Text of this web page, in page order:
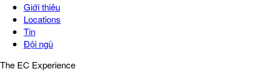
Giới thiệu
Locations
Tin
Đội ngũ
The EC Experience